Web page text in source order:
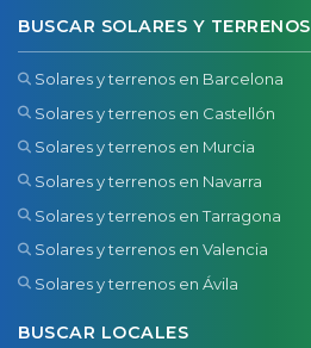
BUSCAR SOLARES Y TERRENOS
Solares y terrenos en Barcelona
Solares y terrenos en Castellón
Solares y terrenos en Murcia
Solares y terrenos en Navarra
Solares y terrenos en Tarragona
Solares y terrenos en Valencia
Solares y terrenos en Ávila
BUSCAR LOCALES